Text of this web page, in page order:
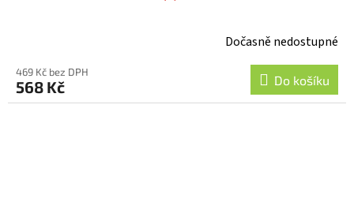
Dočasně nedostupné
469 Kč bez DPH
568 Kč Do košíku